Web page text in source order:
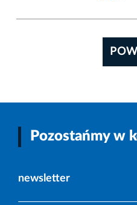
Pozostańmy w
newsletter